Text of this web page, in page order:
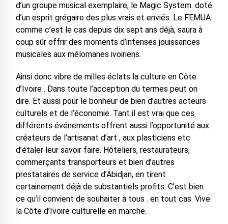
d’un groupe musical exemplaire, le Magic System. doté
d’un esprit grégaire des plus vrais et enviés. Le FEMUA
comme c’est le cas depuis dix sept ans déjà, saura à
coup sûr offrir des moments d’intenses jouissances
musicales aux mélomanes ivoiriens.
Ainsi donc vibre de milles éclats la culture en Côte
d’Ivoire . Dans toute l’acception du termes peut on
dire. Et aussi pour le bonheur de bien d’autres acteurs
culturels et de l’économie. Tant il est vrai que ces
différents événements offrent aussi l’opportunité aux
créateurs de l’artisanat d’art , aux plasticiens etc
d’étaler leur savoir faire. Hôteliers, restaurateurs,
commerçants transporteurs et bien d’autres
prestataires de service d’Abidjan, en tirent
certainement déjà de substantiels profits. C’est bien
ce qu’il convient de souhaiter à tous . en tout cas. Vive
la Côte d’Ivoire culturelle en marche.